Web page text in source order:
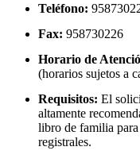
Teléfono:
Fax: 958730226
Horario de
(horarios sujetos a
Requisitos: El
altamente
libro de familia
registrales.